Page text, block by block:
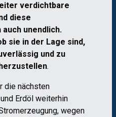
verdichtbare
diese
unendlich.
sie in der Lage sind,
und zu
.
die nächsten
Erdöl weiterhin
wegen